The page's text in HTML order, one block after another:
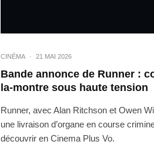
CINÉMA · 21 MAI 2026
Bande annonce de Runner :
la-montre sous haute tension
Runner, avec Alan Ritchson et Owen
une livraison d’organe en course
découvrir en Cinema Plus Vo.